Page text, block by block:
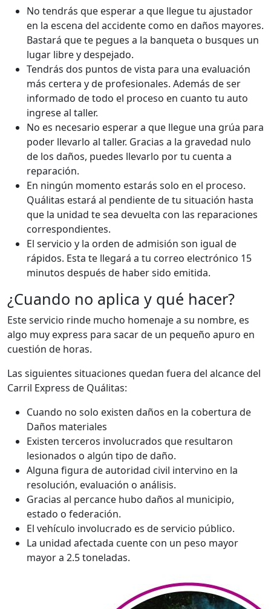
No tendrás que esperar a que llegue tu ajustador
en la escena del accidente como en daños mayores.
Bastará que te pegues a la banqueta o busques un
lugar libre y despejado.
Tendrás dos puntos de vista para una evaluación
más certera y de profesionales. Además de ser
informado de todo el proceso en cuanto tu auto
ingrese al taller.
No es necesario esperar a que llegue una grúa para
poder llevarlo al taller. Gracias a la gravedad nulo
de los daños, puedes llevarlo por tu cuenta a
reparación.
En ningún momento estarás solo en el proceso.
Quálitas estará al pendiente de tu situación hasta
que la unidad te sea devuelta con las reparaciones
correspondientes.
El servicio y la orden de admisión son igual de
rápidos. Esta te llegará a tu correo electrónico 15
minutos después de haber sido emitida.
¿Cuando no aplica y qué hacer?
Este servicio rinde mucho homenaje a su nombre, es
algo muy express para sacar de un pequeño apuro en
cuestión de horas.
Las siguientes situaciones quedan fuera del alcance del
Carril Express de Quálitas:
Cuando no solo existen daños en la cobertura de
Daños materiales
Existen terceros involucrados que resultaron
lesionados o algún tipo de daño.
Alguna figura de autoridad civil intervino en la
resolución, evaluación o análisis.
Gracias al percance hubo daños al municipio,
estado o federación.
El vehículo involucrado es de servicio público.
La unidad afectada cuente con un peso mayor
mayor a 2.5 toneladas.